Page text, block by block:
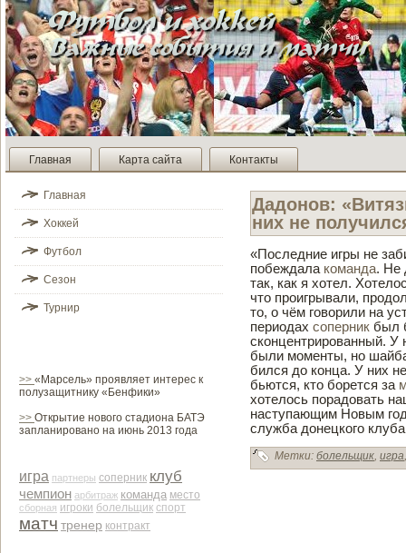
Главная Карта сайта Контакты
Главная
Хоккей
Футбол
Сезон
Турнир
>> «Марсель» проявляет интерес к
полузащитнику «Бенфики»
>> Открытие нового стадиона БАТЭ
запланировано на июнь 2013 года
игра партнеры соперник клуб
чемпион арби­траж команда место
сборная игроки болельщик спорт
матч тренер контракт
Дадонов:
них не
«Последние игры не
побеждала команда. Не
так, как я хотел.
что проигрывали,
то, о чём говорили на
периодах соперник был
сконцентрированный. У
были моменты, но
би­лся до конца. У них
бьются, кто борется за
хотелось порадовать
наступающим Новым
служба донецкого
Метки: болельщик, игра